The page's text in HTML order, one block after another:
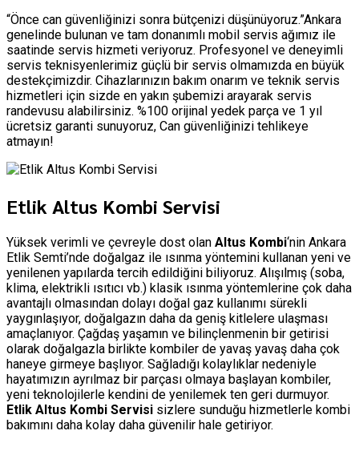
“Önce can güvenliğinizi sonra bütçenizi düşünüyoruz.”Ankara
genelinde bulunan ve tam donanımlı mobil servis ağımız ile
saatinde servis hizmeti veriyoruz. Profesyonel ve deneyimli
servis teknisyenlerimiz güçlü bir servis olmamızda en büyük
destekçimizdir. Cihazlarınızın bakım onarım ve teknik servis
hizmetleri için sizde en yakın şubemizi arayarak servis
randevusu alabilirsiniz. %100 orijinal yedek parça ve 1 yıl
ücretsiz garanti sunuyoruz, Can güvenliğinizi tehlikeye
atmayın!
Etlik Altus Kombi Servisi
Yüksek verimli ve çevreyle dost olan Altus Kombi‘nin Ankara
Etlik Semti’nde doğalgaz ile ısınma yöntemini kullanan yeni ve
yenilenen yapılarda tercih edildiğini biliyoruz. Alışılmış (soba,
klima, elektrikli ısıtıcı vb.) klasik ısınma yöntemlerine çok daha
avantajlı olmasından dolayı doğal gaz kullanımı sürekli
yaygınlaşıyor, doğalgazın daha da geniş kitlelere ulaşması
amaçlanıyor. Çağdaş yaşamın ve bilinçlenmenin bir getirisi
olarak doğalgazla birlikte kombiler de yavaş yavaş daha çok
haneye girmeye başlıyor. Sağladığı kolaylıklar nedeniyle
hayatımızın ayrılmaz bir parçası olmaya başlayan kombiler,
yeni teknolojilerle kendini de yenilemek ten geri durmuyor.
Etlik Altus Kombi Servisi sizlere sunduğu hizmetlerle kombi
bakımını daha kolay daha güvenilir hale getiriyor.